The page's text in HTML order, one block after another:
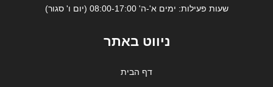
שעות פעילות: ימים א'-ה' 08:00-17:00 (יום ו' סגור)
ניווט באתר
דף הבית